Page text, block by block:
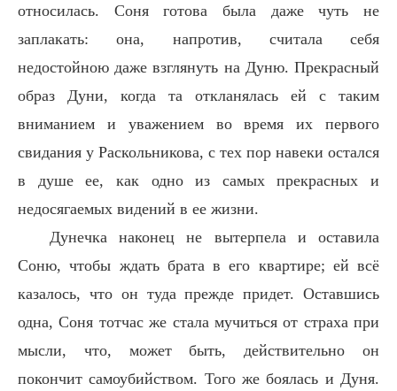
относилась. Соня готова была даже чуть не
заплакать: она, напротив, считала себя
недостойною даже взглянуть на Дуню. Прекрасный
образ Дуни, когда та откланялась ей с таким
вниманием и уважением во время их первого
свидания у Раскольникова, с тех пор навеки остался
в душе ее, как одно из самых прекрасных и
недосягаемых видений в ее жизни.
Дунечка наконец не вытерпела и оставила
Соню, чтобы ждать брата в его квартире; ей всё
казалось, что он туда прежде придет. Оставшись
одна, Соня тотчас же стала мучиться от страха при
мысли, что, может быть, действительно он
покончит самоубийством. Того же боялась и Дуня.